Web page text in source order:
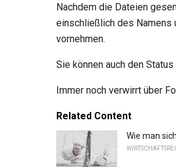
Nachdem die Dateien
einschließlich des Namens
vornehmen.
Sie können auch den
Immer noch verwirrt über
Related Content
Wie man